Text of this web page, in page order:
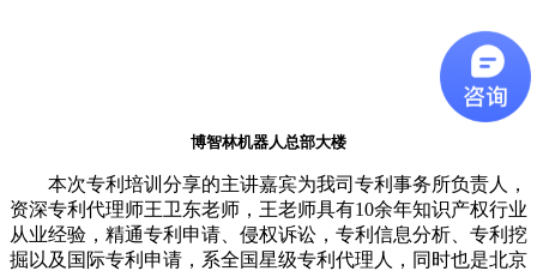
博智林机器人总部大楼
本次专利培训分享的主讲嘉宾为我司专利事务所负责人，
资深专利代理师王卫东老师，王老师具有10余年知识产权行业
从业经验，精通专利申请、侵权诉讼，专利信息分析、专利挖
掘以及国际专利申请，系全国星级专利代理人，同时也是北京